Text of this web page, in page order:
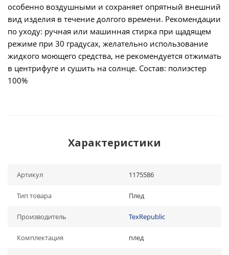
особенно воздушными и сохраняет опрятный внешний
вид изделия в течение долгого времени. Рекомендации
по уходу: ручная или машинная стирка при щадящем
режиме при 30 градусах, желательно использование
жидкого моющего средства, не рекомендуется отжимать
в центрифуге и сушить на солнце. Состав: полиэстер
100%
Характеристики
Артикул 1175586
Тип товара Плед
Производитель TexRepublic
Комплектация плед